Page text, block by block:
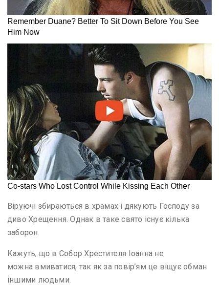
Віруючі збираються в храмах і дякують Господу за
диво Хрещення. Однак в таке свято існує кілька
заборон.
Кажуть, що в Собор Хрестителя Іоанна не
можна вмиватися, так як за повір’ям це віщує обман
іншими людьми.